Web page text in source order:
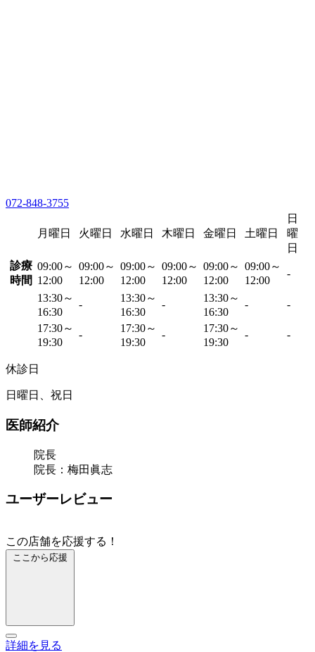
072-848-3755
月曜日 火曜日 水曜日 木曜日 金曜日 土曜日
日
曜
日
診療
時間
09:00～
12:00
09:00～
12:00
09:00～
12:00
09:00～
12:00
09:00～
12:00
09:00～
12:00
-
13:30～
16:30
-
13:30～
16:30
-
13:30～
16:30
-
-
17:30～
19:30
-
17:30～
19:30
-
17:30～
19:30
- -
休診日
日曜日、祝日
医師紹介
院長
院長：梅田眞志
ユーザーレビュー
この店舗を応援する！
ここから応援
詳細を見る